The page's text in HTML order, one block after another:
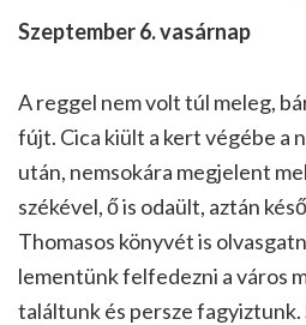
Szeptember 6. vasárnap
A reggel nem volt túl meleg,
fújt. Cica kiült a kert végébe a
után, nemsokára megjelent
székével, ő is odaült, aztán
Thomasos könyvét is
lementünk felfedezni a város
találtunk és persze fagyiztunk.